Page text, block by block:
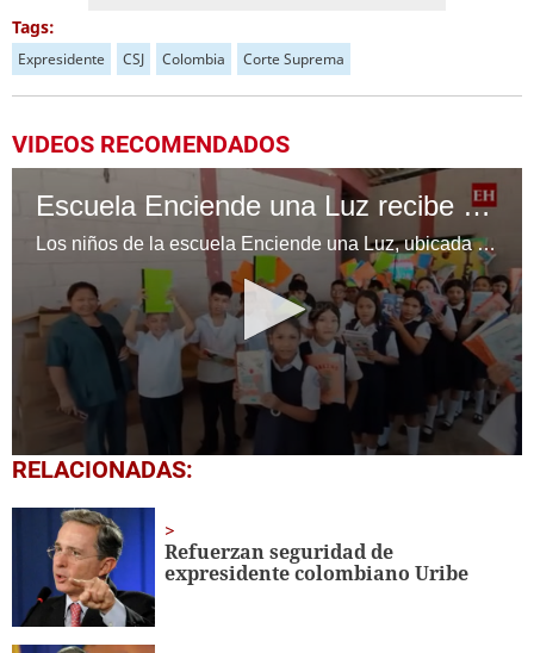
Tags:
Expresidente CSJ Colombia Corte Suprema
VIDEOS RECOMENDADOS
Escuela Enciende una Luz recibe cuadernos Quick, gracias a la Maratón del Saber
Los niños de la escuela Enciende una Luz, ubicada en la colonia Altos de Santa Rosa, al sur de Tegucigalpa, recibieron cuadernos Quick como parte de la Campaña Maratón del Saber.
0
seconds
minute,
seconds
RELACIONADAS:
Refuerzan seguridad de
expresidente colombiano Uribe